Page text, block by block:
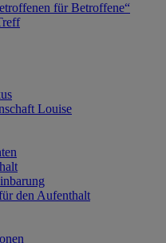
für Betroffene“
Louise
den Aufenthalt